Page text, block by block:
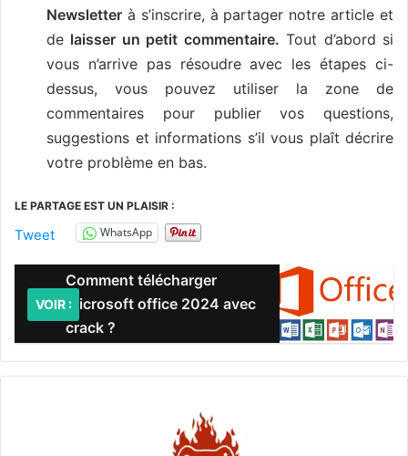
Newsletter à s’inscrire, à partager notre article et
de laisser un petit commentaire. Tout d’abord si
vous n’arrive pas résoudre avec les étapes ci-
dessus, vous pouvez utiliser la zone de
commentaires pour publier vos questions,
suggestions et informations s’il vous plaît décrire
votre problème en bas.
LE PARTAGE EST UN PLAISIR :
Tweet WhatsApp
Comment télécharger
Microsoft office 2024 avec
crack ?
VOIR :